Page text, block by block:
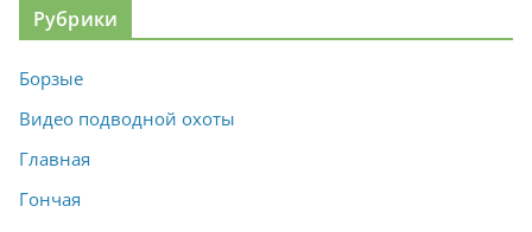
Рубрики
Борзые
Видео подводной охоты
Главная
Гончая